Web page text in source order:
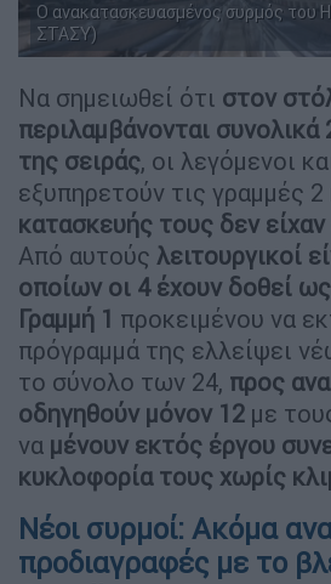
Ο ανακατασκευασμένος συρμός του
ΣΤΑΣΥ)
Να σημειωθεί ότι στον
περιλαμβάνονται συνολικά
της σειράς, οι λεγόμενοι
εξυπηρετούν τις γραμμές 2
κατασκευής τους δεν
Από αυτούς λειτουργικοί
οποίων οι 4 έχουν δοθεί
Γραμμή 1 προκειμένου να
πρόγραμμά της ελλείψει
το σύνολο των 24, προς
οδηγηθούν μόνον 12 με
να μένουν εκτός έργου
κυκλοφορία τους χωρίς
Νέοι συρμοί: Ακόμα
προδιαγραφές με το